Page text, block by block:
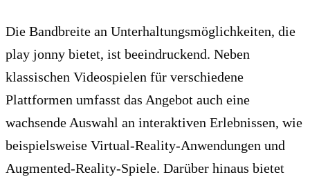
Die Bandbreite an Unterhaltungsmöglichkeiten, die
play jonny bietet, ist beeindruckend. Neben
klassischen Videospielen für verschiedene
Plattformen umfasst das Angebot auch eine
wachsende Auswahl an interaktiven Erlebnissen, wie
beispielsweise Virtual-Reality-Anwendungen und
Augmented-Reality-Spiele. Darüber hinaus bietet